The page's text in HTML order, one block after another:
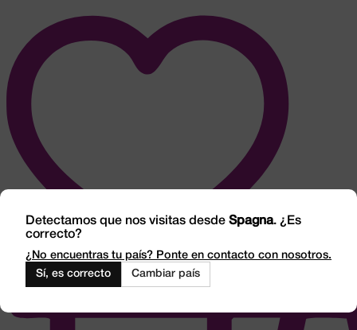
Detectamos que nos visitas desde Spagna. ¿Es
correcto?
¿No encuentras tu país? Ponte en contacto con nosotros.
Sí, es correcto
Cambiar país